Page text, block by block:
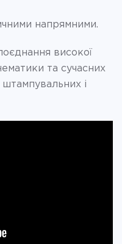
напрямними.
високої
та сучасних
і